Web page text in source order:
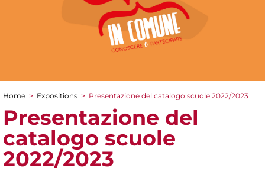
You are here
Home > Expositions > Presentazione del catalogo scuole 2022/2023
Presentazione del
catalogo scuole
2022/2023